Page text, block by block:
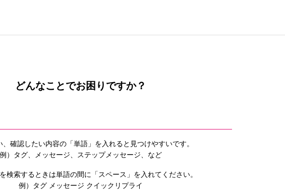
どんなことでお困りですか？
、確認したい内容の「単語」を入れると 見つけやすいです。
例）タグ、メッセージ、ステップメッセージ、など
検索するときは単語の間に「スペース」を入れてください。
例）タグ メッセージ クイックリプライ